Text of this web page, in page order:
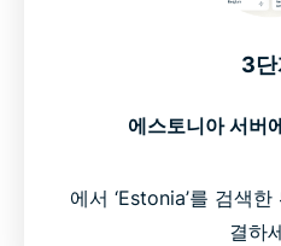
3단
에스토니아 서버
에서 ‘Estonia’를 검색
결하